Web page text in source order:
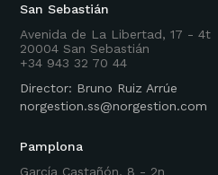
San Sebastián
Avenida de La Libertad, 17 - 4t
20004 San Sebastián
+34 943 32 70 44
Director: Bruno Ruiz Arrúe
norgestion.ss@norgestion.com
Pamplona
García Castañón, 8 - 2n